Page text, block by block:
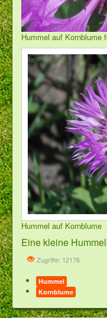
Hummel auf Kornblume
Hummel auf Kornblume
Eine kleine
Zugriffe: 12176
Hummel
Kornblume